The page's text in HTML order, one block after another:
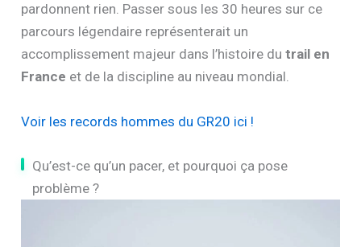
pardonnent rien. Passer sous les 30 heures sur ce
parcours légendaire représenterait un
accomplissement majeur dans l’histoire dutrail en
France et de la discipline au niveau mondial.
Voir les records hommes du GR20 ici !
Qu’est-ce qu’un pacer, et pourquoi ça pose
problème ?